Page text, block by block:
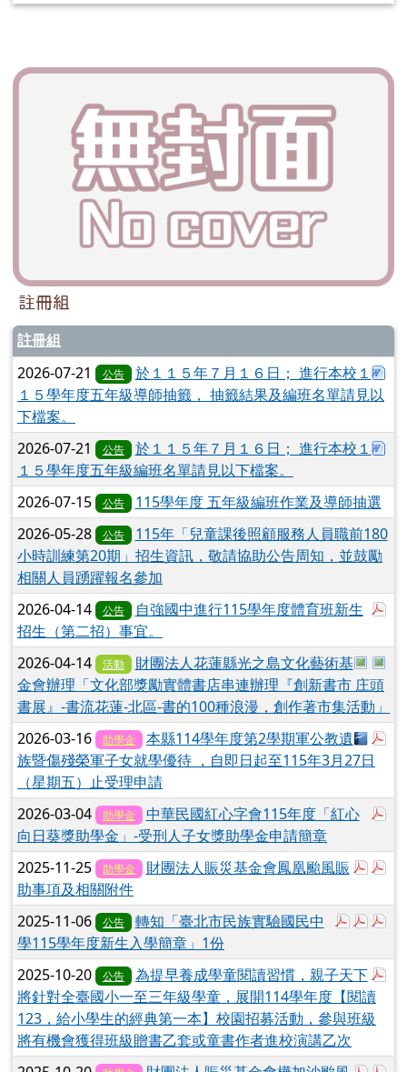
註冊組
註冊組
2026-07-21 公告
於１１５年７月１６日； 進行本校１
１５學年度五年級導師抽籤， 抽籤結果及編班名單請見以
下檔案。
2026-07-21 公告
於１１５年７月１６日； 進行本校１
１５學年度五年級編班名單請見以下檔案。
2026-07-15
公告
115學年度 五年級編班作業及導師抽選
2026-05-28
公告
115年「兒童課後照顧服務人員職前180
小時訓練第20期」招生資訊，敬請協助公告周知，並鼓勵
相關人員踴躍報名參加
2026-04-14 公告
自強國中進行115學年度體育班新生
招生（第二招）事宜。
於彈
2026-04-14 活動
財團法人花蓮縣光之島文化藝術基
金會辦理「文化部獎勵實體書店串連辦理『創新書市 庄頭
書展』-書流花蓮-北區-書的100種浪漫，創作著市集活動」
下載
2026-03-16 助學金
本縣114學年度第2學期軍公教遺
族暨傷殘榮軍子女就學優待 ，自即日起至115年3月27日
（星期五）止受理申請
2026-03-04 助學金
中華民國紅心字會115年度「紅心
向日葵獎助學金」-受刑人子女獎助學金申請簡章
於彈
2025-11-25 助學金
財團法人賑災基金會鳳凰颱風賑
助事項及相關附件
於彈跳
於彈
2025-11-06 公告
轉知「臺北市民族實驗國民中
學115學年度新生入學簡章」1份
2025-10-20 公告
為提早養成學童閱讀習慣，親子天下
將針對全臺國小一至三年級學童，展開114學年度【閱讀
123，給小學生的經典第一本】校園招募活動，參與班級
將有機會獲得班級贈書乙套或童書作者進校演講乙次